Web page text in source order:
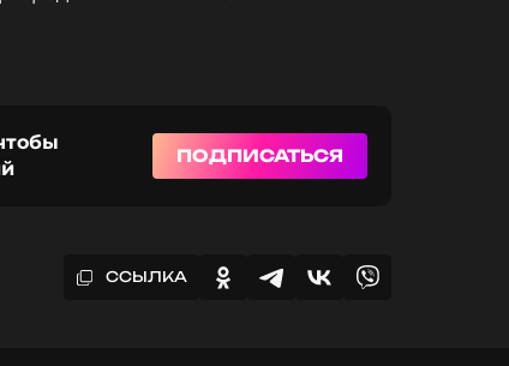
ПОДПИСАТЬСЯ
ССЫЛКА